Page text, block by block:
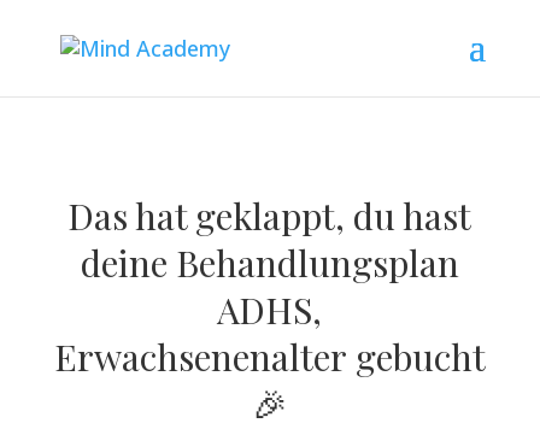
Das hat geklappt, du hast
deine Behandlungsplan
ADHS,
Erwachsenenalter gebucht
🎉